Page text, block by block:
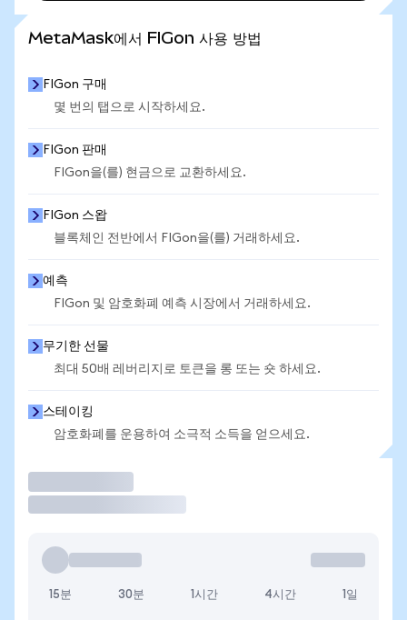
MetaMask에서 FIGon 사용 방법
FIGon 구매
몇 번의 탭으로 시작하세요.
FIGon 판매
FIGon을(를) 현금으로 교환하세요.
FIGon 스왑
블록체인 전반에서 FIGon을(를) 거래하세요.
예측
FIGon 및 암호화폐 예측 시장에서 거래하세요.
무기한 선물
최대 50배 레버리지로 토큰을 롱 또는 숏 하세요.
스테이킹
암호화폐를 운용하여 소극적 소득을 얻으세요.
15분 30분 1시간 4시간 1일